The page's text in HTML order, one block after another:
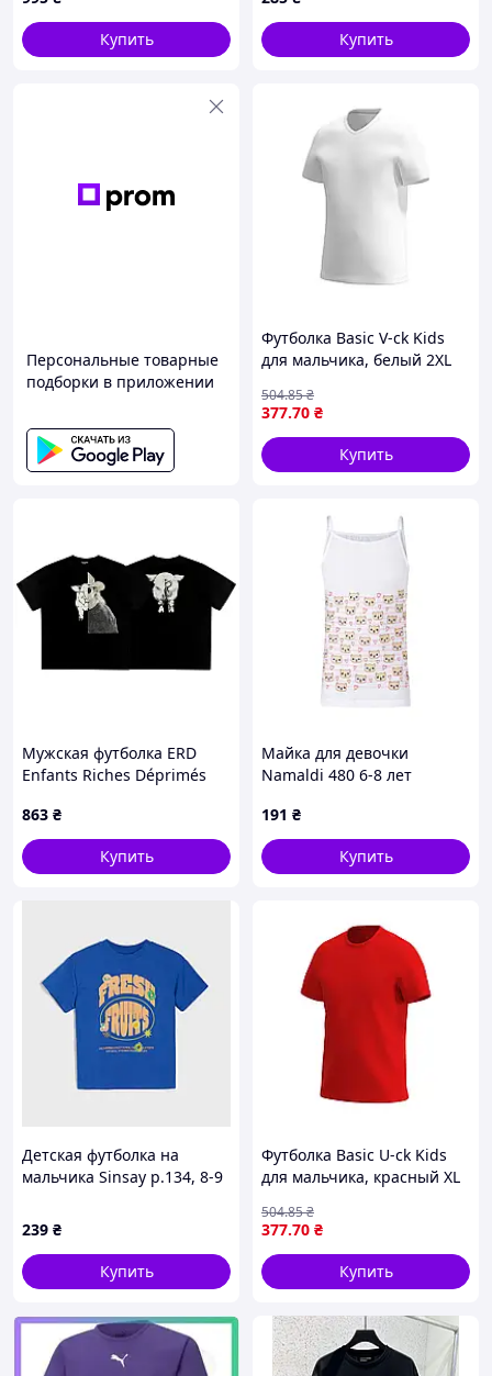
Купить
Купить
Персональные товарные
подборки в приложении
Футболка Basic V-ck Kids
для мальчика, белый 2XL
377.70 ₴
504.85₴
Купить
Мужская футболка ERD
Enfants Riches Déprimés
хлопковая футболка с
коротким рукавом
863 ₴
Купить
Майка для девочки
Namaldi 480 6-8 лет
191 ₴
Купить
Детская футболка на
мальчика Sinsay р.134, 8-9
239 ₴
Купить
Футболка Basic U-ck Kids
для мальчика, красный XL
377.70 ₴
504.85₴
Купить